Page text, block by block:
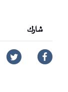
شارك